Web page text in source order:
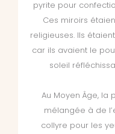
pyrite pour
Ces miroirs
religieuses. Ils
car ils avaient le
soleil
Au Moyen Âge,
mélangée à de
collyre pour les